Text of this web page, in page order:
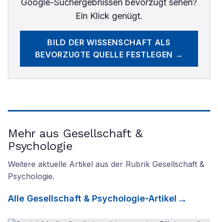
Google-Suchergebnissen bevorzugt sehen?
Ein Klick genügt.
BILD DER WISSENSCHAFT ALS
BEVORZUGTE QUELLE FESTLEGEN →
Mehr aus Gesellschaft &
Psychologie
Weitere aktuelle Artikel aus der Rubrik Gesellschaft &
Psychologie.
Alle Gesellschaft & Psychologie-Artikel